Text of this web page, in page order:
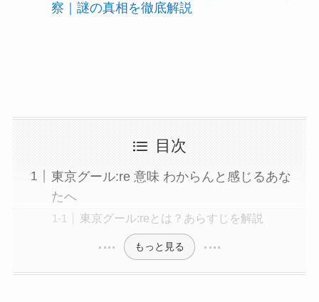
察｜謎の真相を徹底解説
目次
東京グール:re 意味 わからんと感じるあな
たへ
東京グール:reとは？あらすじを解説
もっと見る